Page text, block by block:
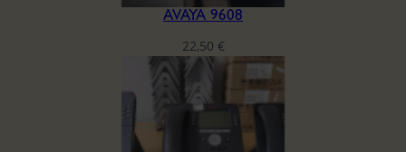
AVAYA 9608
22,50 €